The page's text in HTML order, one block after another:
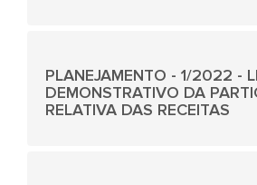
PLANEJAMENTO - 1/2022 -
DEMONSTRATIVO DA
RELATIVA DAS RECEITAS